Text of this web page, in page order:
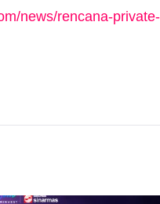
news/rencana-